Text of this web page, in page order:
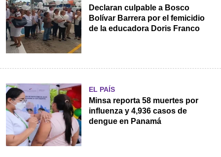
Declaran culpable a Bosco
Bolívar Barrera por el femicidio
de la educadora Doris Franco
EL PAÍS
Minsa reporta 58 muertes por
influenza y 4,936 casos de
dengue en Panamá